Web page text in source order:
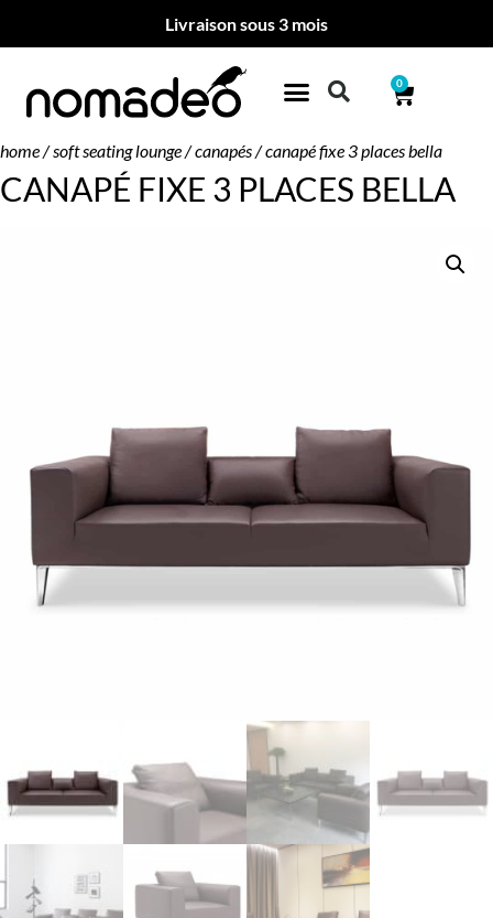
Livraison sous 3 mois
0
home/soft seating lounge/canapés/ canapé fixe 3 places bella
CANAPÉ FIXE 3 PLACES BELLA